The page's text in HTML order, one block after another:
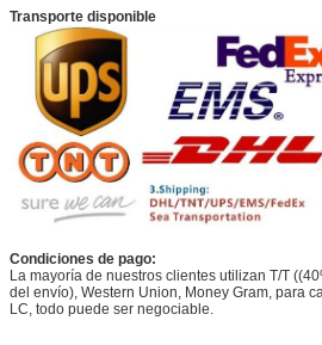
Transporte disponible
Condiciones de pago:
La mayoría de nuestros clientes utilizan T/T
del envío), Western Union, Money Gram, para
LC, todo puede ser negociable.